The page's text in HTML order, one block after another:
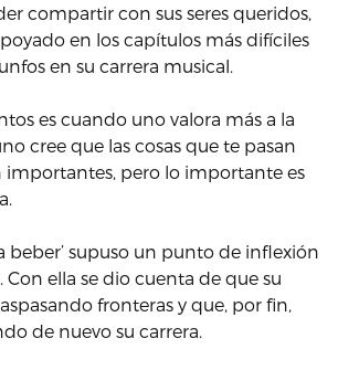
compartir con sus seres queridos,
en los capítulos más difíciles
en su carrera musical.
es cuando uno valora más a la
cree que las cosas que te pasan
importantes, pero lo importante es
beber’ supuso un punto de inflexión
Con ella se dio cuenta de que su
fronteras y que, por fin,
de nuevo su carrera.